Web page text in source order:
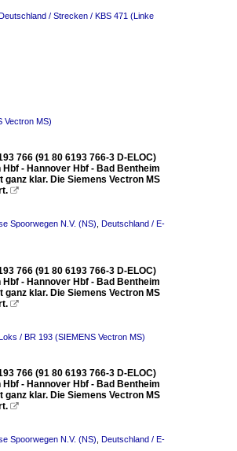
/ Strecken / KBS 471 (Linke
Vectron MS)
766 (91 80 6193 766-3 D-ELOC)
- Hannover Hbf - Bad Bentheim
klar. Die Siemens Vectron MS

Spoorwegen N.V. (NS) Deutschland / E-
766 (91 80 6193 766-3 D-ELOC)
- Hannover Hbf - Bad Bentheim
klar. Die Siemens Vectron MS

/ BR 193 (SIEMENS Vectron MS)
766 (91 80 6193 766-3 D-ELOC)
- Hannover Hbf - Bad Bentheim
klar. Die Siemens Vectron MS

Spoorwegen N.V. (NS) Deutschland / E-